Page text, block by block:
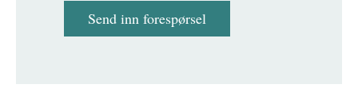
Send inn forespørsel